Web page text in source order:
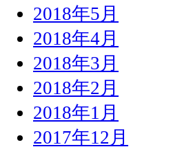
2018年5月
2018年4月
2018年3月
2018年2月
2018年1月
2017年12月